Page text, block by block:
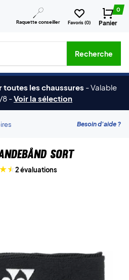
Raquette conseiller Favoris (0)
0
Panier
de marques, etc.
Recherche
toutes les chaussures -Valable
8 -Voir la sélection
Besoin d'aide ?
Sort
2 évaluations